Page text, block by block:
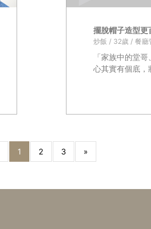
擺脫帽子造型
炒飯 / 32歲 / 餐廳
「家族中的堂
心其實有個底
1 2 3 »